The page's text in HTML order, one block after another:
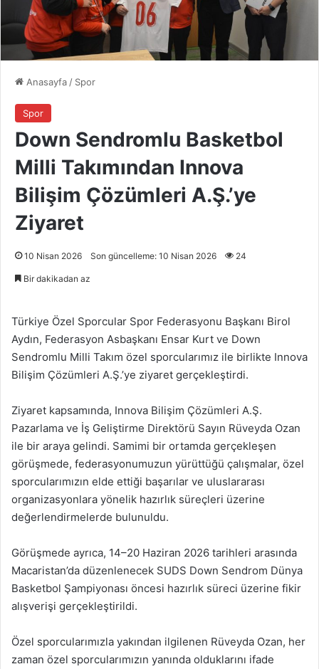
Anasayfa / Spor
Spor
Down Sendromlu Basketbol
Milli Takımından Innova
Bilişim Çözümleri A.Ş.’ye
Ziyaret
10 Nisan 2026 Son güncelleme: 10 Nisan 2026 24
Bir dakikadan az
Türkiye Özel Sporcular Spor Federasyonu Başkanı Birol
Aydın, Federasyon Asbaşkanı Ensar Kurt ve Down
Sendromlu Milli Takım özel sporcularımız ile birlikte Innova
Bilişim Çözümleri A.Ş.’ye ziyaret gerçekleştirdi.
Ziyaret kapsamında, Innova Bilişim Çözümleri A.Ş.
Pazarlama ve İş Geliştirme Direktörü Sayın Rüveyda Ozan
ile bir araya gelindi. Samimi bir ortamda gerçekleşen
görüşmede, federasyonumuzun yürüttüğü çalışmalar, özel
sporcularımızın elde ettiği başarılar ve uluslararası
organizasyonlara yönelik hazırlık süreçleri üzerine
değerlendirmelerde bulunuldu.
Görüşmede ayrıca, 14–20 Haziran 2026 tarihleri arasında
Macaristan’da düzenlenecek SUDS Down Sendrom Dünya
Basketbol Şampiyonası öncesi hazırlık süreci üzerine fikir
alışverişi gerçekleştirildi.
Özel sporcularımızla yakından ilgilenen Rüveyda Ozan, her
zaman özel sporcularımızın yanında olduklarını ifade